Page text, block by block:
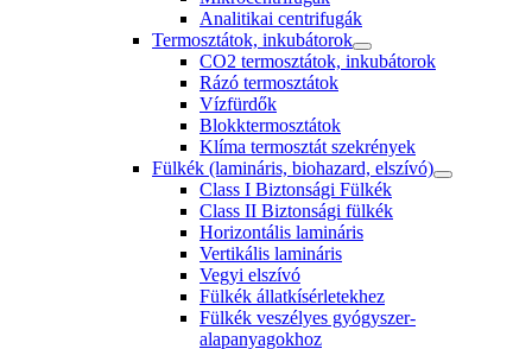
Analitikai centrifugák
Termosztátok, inkubátorok
CO2 termosztátok, inkubátorok
Rázó termosztátok
Vízfürdők
Blokktermosztátok
Klíma termosztát szekrények
Fülkék (lamináris, biohazard, elszívó)
Class I Biztonsági Fülkék
Class II Biztonsági fülkék
Horizontális lamináris
Vertikális lamináris
Vegyi elszívó
Fülkék állatkísérletekhez
Fülkék veszélyes gyógyszer-
alapanyagokhoz